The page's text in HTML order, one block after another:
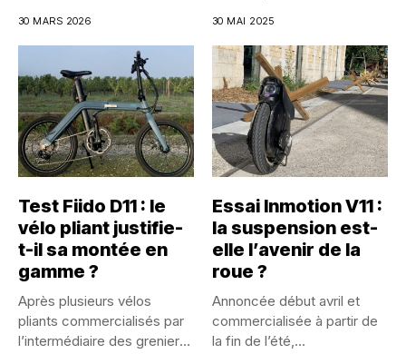
30 MARS 2026 30 MAI 2025
Test Fiido D11 : le
vélo pliant justifie-
t-il sa montée en
gamme ?
Après plusieurs vélos
pliants commercialisés par
l’intermédiaire des greniers
Essai Inmotion V11 :
la suspension est-
elle l’avenir de la
roue ?
Annoncée début avril et
commercialisée à partir de
la fin de l’été,...